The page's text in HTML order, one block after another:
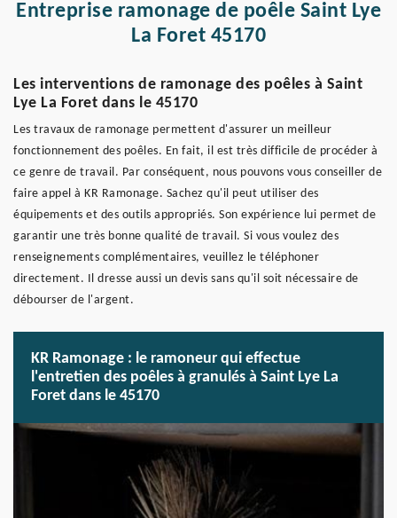
Entreprise ramonage de poêle Saint Lye
La Foret 45170
Les interventions de ramonage des poêles à Saint
Lye La Foret dans le 45170
Les travaux de ramonage permettent d'assurer un meilleur
fonctionnement des poêles. En fait, il est très difficile de procéder à
ce genre de travail. Par conséquent, nous pouvons vous conseiller de
faire appel à KR Ramonage. Sachez qu'il peut utiliser des
équipements et des outils appropriés. Son expérience lui permet de
garantir une très bonne qualité de travail. Si vous voulez des
renseignements complémentaires, veuillez le téléphoner
directement. Il dresse aussi un devis sans qu'il soit nécessaire de
débourser de l'argent.
KR Ramonage : le ramoneur qui effectue
l'entretien des poêles à granulés à Saint Lye La
Foret dans le 45170